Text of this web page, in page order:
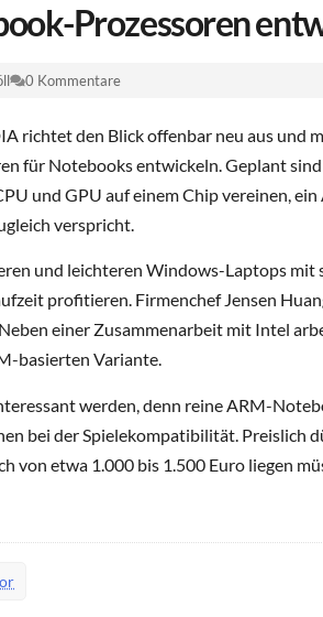
Prozessoren
0 Kommentare
richtet den Blick offenbar neu aus und
für Notebooks entwickeln. Geplant
und GPU auf einem Chip vereinen, ein
verspricht.
und leichteren Windows-Laptops mit
profitieren. Firmenchef Jensen
einer Zusammenarbeit mit Intel
basierten Variante.
werden, denn reine ARM-
bei der Spielekompatibilität. Preislich
von etwa 1.000 bis 1.500 Euro liegen